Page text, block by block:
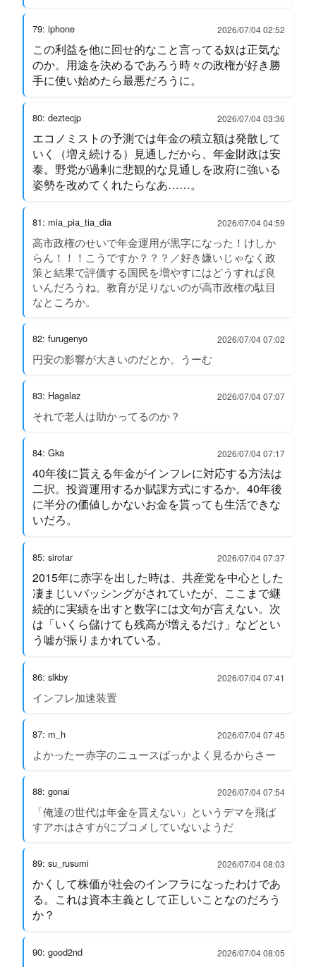
79: iphone 2026/07/04 02:52
この利益を他に回せ的なこと言ってる奴は正気な
のか。用途を決めるであろう時々の政権が好き勝
手に使い始めたら最悪だろうに。
80: deztecjp 2026/07/04 03:36
エコノミストの予測では年金の積立額は発散して
いく（増え続ける）見通しだから、年金財政は安
泰。野党が過剰に悲観的な見通しを政府に強いる
姿勢を改めてくれたらなあ……。
81: mia_pia_tia_dia 2026/07/04 04:59
高市政権のせいで年金運用が黒字になった！けしか
らん！！！こうですか？？？／好き嫌いじゃなく政
策と結果で評価する国民を増やすにはどうすれば良
いんだろうね。教育が足りないのが高市政権の駄目
なところか。
82: furugenyo 2026/07/04 07:02
円安の影響が大きいのだとか。うーむ
83: Hagalaz 2026/07/04 07:07
それで老人は助かってるのか？
84: Gka 2026/07/04 07:17
40年後に貰える年金がインフレに対応する方法は
二択。投資運用するか賦課方式にするか。40年後
に半分の価値しかないお金を貰っても生活できな
いだろ。
85: sirotar 2026/07/04 07:37
2015年に赤字を出した時は、共産党を中心とした
凄まじいバッシングがされていたが、ここまで継
続的に実績を出すと数字には文句が言えない。次
は「いくら儲けても残高が増えるだけ」などとい
う嘘が振りまかれている。
86: slkby 2026/07/04 07:41
インフレ加速装置
87: m_h 2026/07/04 07:45
よかったー赤字のニュースばっかよく見るからさー
88: gonai 2026/07/04 07:54
「俺達の世代は年金を貰えない」というデマを飛ば
すアホはさすがにブコメしていないようだ
89: su_rusumi 2026/07/04 08:03
かくして株価が社会のインフラになったわけであ
る。これは資本主義として正しいことなのだろう
か？
90: good2nd 2026/07/04 08:05